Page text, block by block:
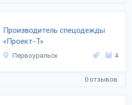
Производитель спецодежды
«Проект-Т»
Первоуральск 4
0 отзывов